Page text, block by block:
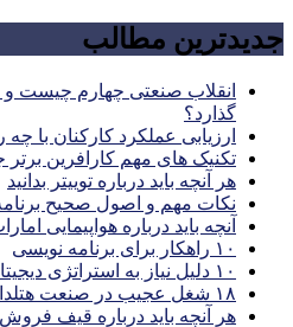
جدیدترین مطالب
انقلاب صنعتی چهارم چیست و
گذارد؟
ارزیابی عملکرد کارکنان با
تکنیک های مهم کارافرین
هر آنچه باید درباره توییتر بدانید
نکات مهم و اصول صحیح
آنچه باید درباره هواپیمایی
۱۰ راهکار برای برنامه نویسی
۱۰ دلیل نیاز به استراتژی دیجیتال مارکتینگ در سال ۹۷
۱۸ شغل عجیب در صنعت هتلداری
هر آنچه باید درباره قیف فروش